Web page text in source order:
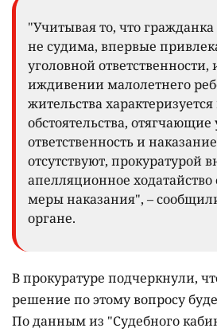
"Учитывая то, что
не судима, впервые
уголовной ответственности,
иждивении малолетнего
жительства
обстоятельства,
ответственность и
отсутствуют, прокуратурой
апелляционное
меры наказания", –
органе.
В прокуратуре подчеркнули,
решение по этому вопросу
По данным из "Судебного